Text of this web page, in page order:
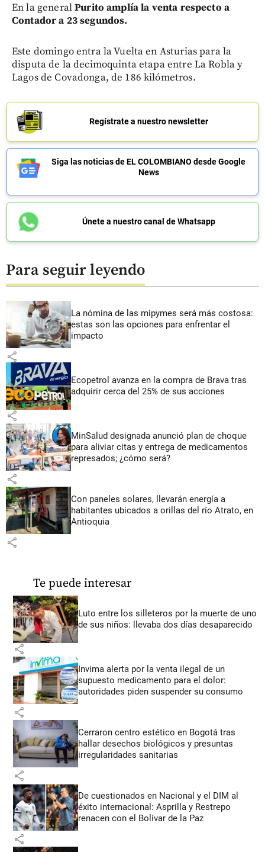
En la generalPurito amplía la venta respecto a
Contador a 23 segundos.
Este domingo entra la Vuelta en Asturias para la
disputa de la decimoquinta etapa entre La Robla y
Lagos de Covadonga, de 186 kilómetros.
Regístrate a nuestro newsletter
Siga las noticias de EL COLOMBIANO desde Google
News
Únete a nuestro canal de Whatsapp
Para seguir leyendo
La nómina de las mipymes será más costosa:
estas son las opciones para enfrentar el
impacto
share
Ecopetrol avanza en la compra de Brava tras
adquirir cerca del 25% de sus acciones
share
MinSalud designada anunció plan de choque
para aliviar citas y entrega de medicamentos
represados; ¿cómo será?
share
Con paneles solares, llevarán energía a
habitantes ubicados a orillas del río Atrato, en
Antioquia
share
Te puede interesar
Luto entre los silleteros por la muerte de uno
de sus niños: llevaba dos días desaparecido
share
Invima alerta por la venta ilegal de un
supuesto medicamento para el dolor:
autoridades piden suspender su consumo
share
Cerraron centro estético en Bogotá tras
hallar desechos biológicos y presuntas
irregularidades sanitarias
share
De cuestionados en Nacional y el DIM al
éxito internacional: Asprilla y Restrepo
renacen con el Bolívar de la Paz
share